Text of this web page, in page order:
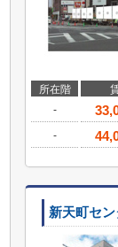
所在階
-
-
新天町セ